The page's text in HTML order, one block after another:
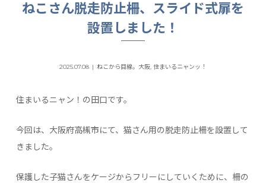
ねこさん脱走防止柵、スライド式扉を
設置しました！
2025.07.08 ねこから目線。大阪, 住まいるニャンッ！
住まいるニャン！の田口です。
今回は、大阪府高槻市にて、猫さん用の脱走防止柵を設置して
きました。
保護した子猫さんをケージからフリーにしていくために、柵の